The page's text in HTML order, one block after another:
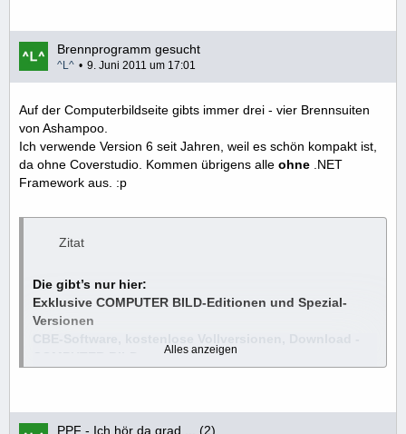
Brennprogramm gesucht
^L^ 9. Juni 2011 um 17:01
Auf der Computerbildseite gibts immer drei - vier Brennsuiten
von Ashampoo.
Ich verwende Version 6 seit Jahren, weil es schön kompakt ist,
da ohne Coverstudio. Kommen übrigens alle ohne .NET
Framework aus. :p
Zitat
Die gibt’s nur hier:
Exklusive COMPUTER BILD-Editionen und Spezial-
Versionen
Download-Bereichs. Die wahren Schmuckstücke tragen das
Kürzel „CBE“ (COMPUTER BILD-Edition).
Alles anzeigen
PPF - Ich hör da grad ... (2)